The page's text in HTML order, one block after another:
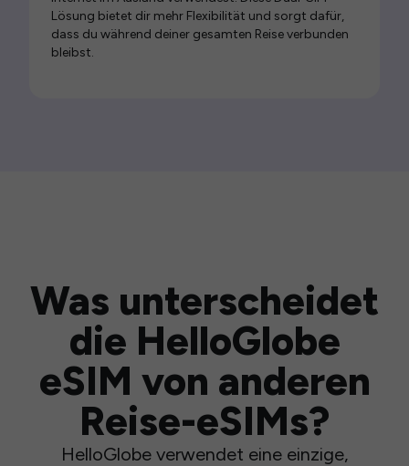
Lösung bietet dir mehr Flexibilität und sorgt dafür,
dass du während deiner gesamten Reise verbunden
bleibst.
Was unterscheidet
die HelloGlobe
eSIM von anderen
Reise-eSIMs?
HelloGlobe verwendet eine einzige,